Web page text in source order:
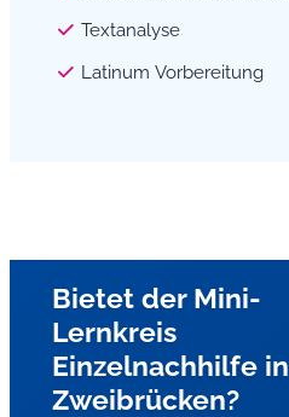
Textanalyse
Latinum Vorbereitung
Bietet der Mini-
Lernkreis
Einzelnachhilfe in
Zweibrücken?